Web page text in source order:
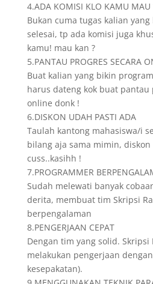
4.ADA KOMISI KLO KAMU MAU
Bukan cuma tugas kalian
selesai, tp ada komisi juga
kamu! mau kan ?
5.PANTAU PROGRES SECARA
Buat kalian yang bikin
harus dateng kok buat pantau
online donk !
6.DISKON UDAH PASTI ADA
Taulah kantong mahasiswa/i
bilang aja sama mimin, diskon
cuss..kasihh !
7.PROGRAMMER
Sudah melewati banyak
derita, membuat tim Skripsi
berpengalaman
8.PENGERJAAN CEPAT
Dengan tim yang solid. Skripsi
melakukan pengerjaan
kesepakatan).